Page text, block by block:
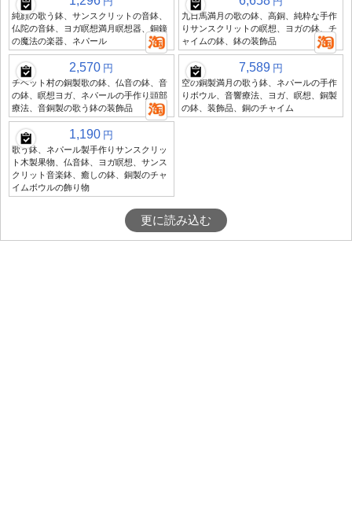
純顔の歌う鉢、サンスクリットの音鉢、
仏陀の音鉢、ヨガ瞑想満月瞑想器、銅鐘
の魔法の楽器、ネパール
九日馬満月の歌の鉢、高銅、純粋な手作
りサンスクリットの瞑想、ヨガの鉢、チ
ャイムの鉢、鉢の装飾品
2,570 円
チベット村の銅製歌の鉢、仏音の鉢、音
の鉢、瞑想ヨガ、ネパールの手作り頭部
療法、音銅製の歌う鉢の装飾品
7,589 円
空の銅製満月の歌う鉢、ネパールの手作
りボウル、音響療法、ヨガ、瞑想、銅製
の鉢、装飾品、銅のチャイム
1,190 円
歌う鉢、ネパール製手作りサンスクリッ
ト木製果物、仏音鉢、ヨガ瞑想、サンス
クリット音楽鉢、癒しの鉢、銅製のチャ
イムボウルの飾り物
更に読み込む